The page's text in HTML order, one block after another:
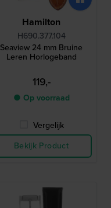
Hamilton
H690.377.104
Seaview 24 mm Bruine
Leren Horlogeband
119,-
● Op voorraad
Vergelijk
Bekijk Product